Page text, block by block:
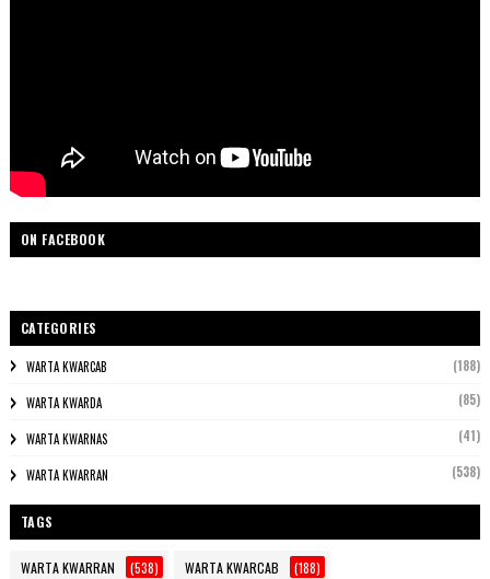
ON FACEBOOK
CATEGORIES
WARTA KWARCAB (188)
WARTA KWARDA (85)
WARTA KWARNAS (41)
WARTA KWARRAN (538)
TAGS
WARTA KWARRAN (538) WARTA KWARCAB (188)